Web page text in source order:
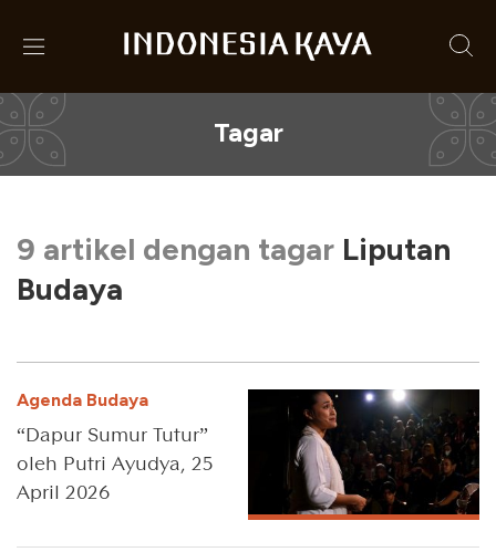
Tagar
9 artikel dengan tagar Liputan
Budaya
Agenda Budaya
“Dapur Sumur Tutur”
oleh Putri Ayudya, 25
April 2026